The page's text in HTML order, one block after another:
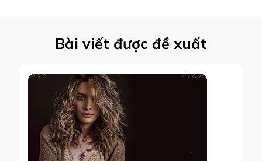
Bài viết được đề xuất